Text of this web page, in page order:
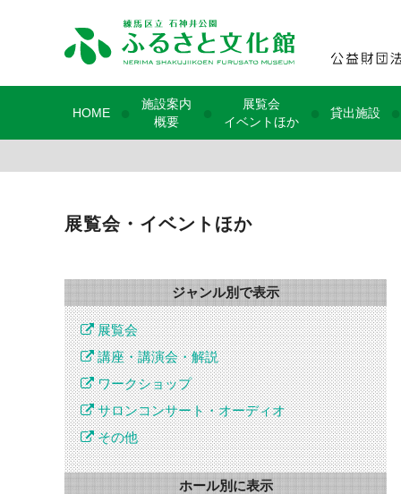
HOME
施設案内
概要
展覧会
イベントほか
貸出施設
展覧会・イベントほか
ジャンル別で表示
展覧会
講座・講演会・解説
ワークショップ
サロンコンサート・オーディオ
その他
ホール別に表示